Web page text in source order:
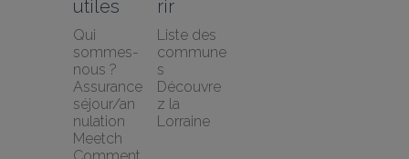
utiles
Qui
sommes-
nous ?
Assurance
séjour/an
nulation
Meetch
rir
Liste des
commune
s
Découvre
z la
Lorraine